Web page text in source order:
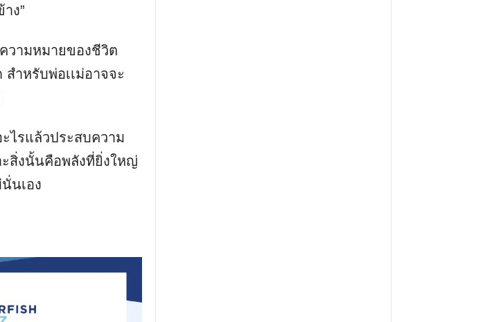
ง”
วามหมายของชีวิต
ำหรับพ่อเเม่อาจจะ
ไรแล้วประสบความ
ะสิ่งนั้นคือพลังที่ยิ่งใหญ่
นเอง